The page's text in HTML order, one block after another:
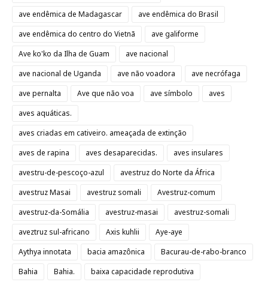
ave endêmica de Madagascar
ave endêmica do Brasil
ave endêmica do centro do Vietnã
ave galiforme
Ave ko'ko da Ilha de Guam
ave nacional
ave nacional de Uganda
ave não voadora
ave necrófaga
ave pernalta
Ave que não voa ave símbolo
aves
aves aquáticas.
aves criadas em cativeiro. ameaçada de extinção
aves de rapina
aves desaparecidas.
aves insulares
avestru-de-pescoço-azul
avestruz do Norte da África
avestruz Masai
avestruz somali
Avestruz-comum
avestruz-da-Somália
avestruz-masai
avestruz-somali
aveztruz sul-africano
Axis kuhlii
Aye-aye
Aythya innotata
bacia amazônica
Bacurau-de-rabo-branco
Bahia
Bahia.
baixa capacidade reprodutiva